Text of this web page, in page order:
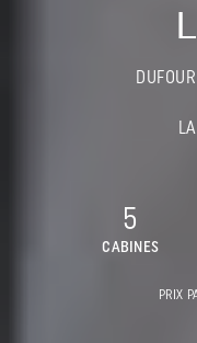
5
CABINES
PRIX